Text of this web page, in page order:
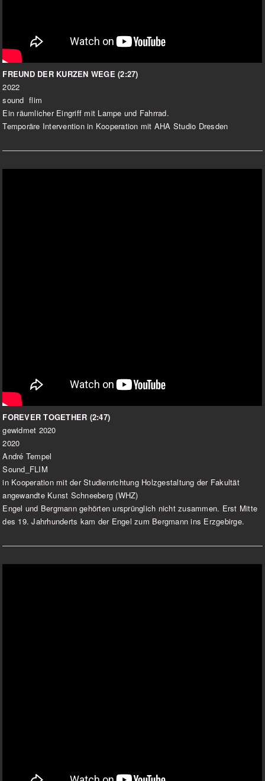
FREUND DER KURZEN WEGE (2:27)
2022
sound flim
Ein räumlicher Eingriff mit Lampe und Fahrrad.
Temporäre Intervention in Kooperation mit AHA Studio Dresden
FOREVER TOGETHER (2:47)
gewidmet 2020
2020
André Tempel
Sound_FLIM
in Kooperation mit der Studienrichtung Holzgestaltung der Fakultät
angewandte Kunst Schneeberg (WHZ)
Engel und Bergmann gehörten ursprünglich nicht zusammen. Erst Mitte
des 19. Jahrhunderts kam der Engel zum Bergmann ins Erzgebirge.